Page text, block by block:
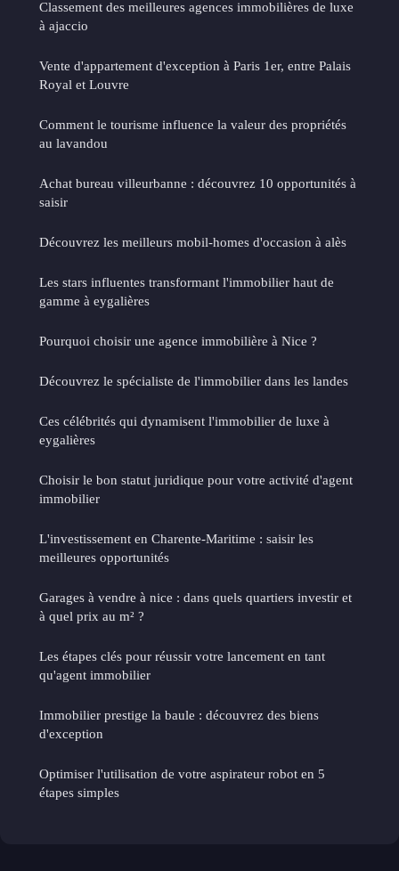
Classement des meilleures agences immobilières de luxe
à ajaccio
Vente d'appartement d'exception à Paris 1er, entre Palais
Royal et Louvre
Comment le tourisme influence la valeur des propriétés
au lavandou
Achat bureau villeurbanne : découvrez 10 opportunités à
saisir
Découvrez les meilleurs mobil-homes d'occasion à alès
Les stars influentes transformant l'immobilier haut de
gamme à eygalières
Pourquoi choisir une agence immobilière à Nice ?
Découvrez le spécialiste de l'immobilier dans les landes
Ces célébrités qui dynamisent l'immobilier de luxe à
eygalières
Choisir le bon statut juridique pour votre activité d'agent
immobilier
L'investissement en Charente-Maritime : saisir les
meilleures opportunités
Garages à vendre à nice : dans quels quartiers investir et
à quel prix au m² ?
Les étapes clés pour réussir votre lancement en tant
qu'agent immobilier
Immobilier prestige la baule : découvrez des biens
d'exception
Optimiser l'utilisation de votre aspirateur robot en 5
étapes simples